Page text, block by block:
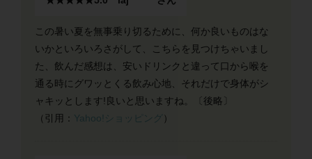
この暑い夏を無事乗り切るために、何か良いものはな
いかといろいろさがして、こちらを見つけちゃいまし
た、飲んだ感想は、安いドリンクと違って口から喉を
通る時にグワッとくる飲み心地、それだけで身体がシ
ャキッとします!良いと思いますね。〔後略〕
（引用： Yahoo!ショッピング ）